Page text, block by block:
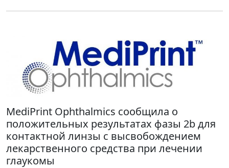
MediPrint Ophthalmics сообщила о
положительных результатах фазы 2b для
контактной линзы с высвобождением
лекарственного средства при лечении
глаукомы